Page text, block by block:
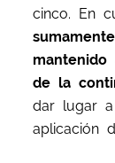
cinco. En
de la
dar lugar a
aplicación